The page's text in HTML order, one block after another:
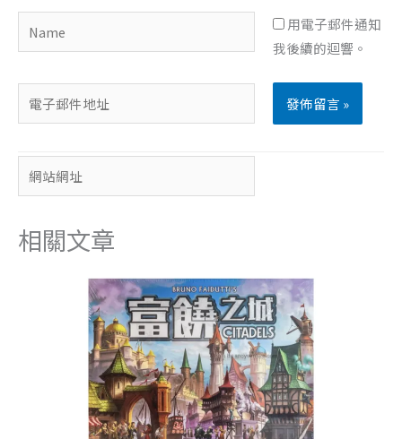
子
地
站
址
用電子郵件通知
我後續的迴響。
相關文章